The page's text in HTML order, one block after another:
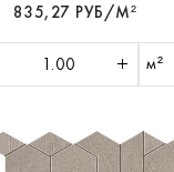
835,27 РУБ/М²
м²